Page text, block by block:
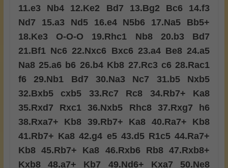
11.e3 Nb4 12.Ke2 Bd7 13.Bg2 Bc6 14.f3
Nd7
15.a3 Nd5 16.e4 N5b6 17.Na5
Bb5+
18.Ke3 O-O-O 19.Rhc1 Nb8 20. b3
Bd7
21.Bf1 Nc6 22.Nxc6 Bxc6 23.a4 Be8 24.a5
Na8 25.a6 b6 26. b4 Kb8 27.Rc3 c6 28.Rac1
f6
29.Nb1 Bd7 30.Na3 Nc7 31. b5
Nxb5
32.Bxb5 cxb5 33.Rc7 Rc8 34.Rb7+
Ka8
35.Rxd7 Rxc1 36.Nxb5 Rhc8 37.Rxg7
h6
38.Rxa7+ Kb8 39.Rb7+ Ka8 40.Ra7+
Kb8
41.Rb7+ Ka8 42.g4 e5 43.d5 R1c5 44.Ra7+
Kb8 45.Rb7+ Ka8 46.Rxb6 Rb8 47.Rxb8+
Kxb8
48.a7+ Kb7 49.Nd6+ Kxa7 50.Ne8